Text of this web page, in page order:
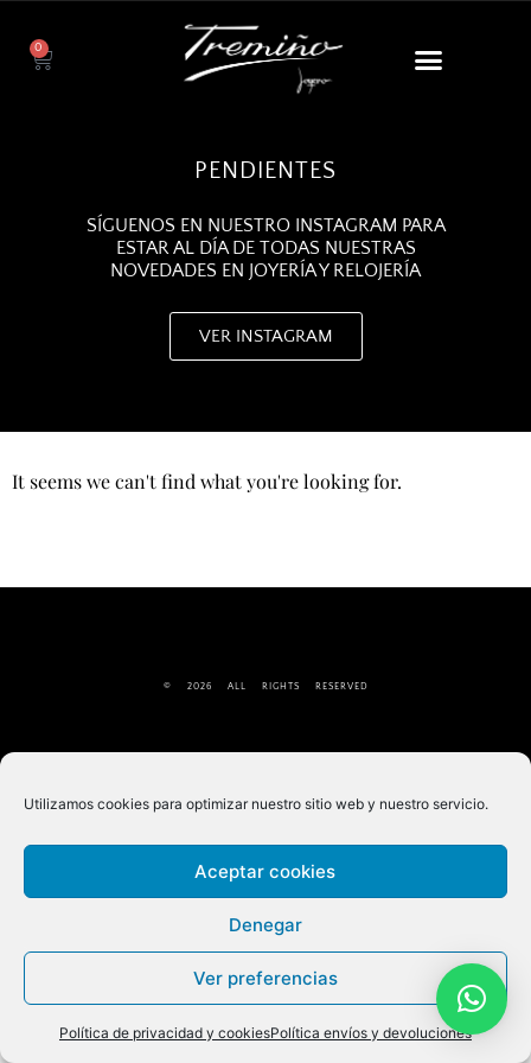
Utilizamos cookies para optimizar nuestro sitio web y nuestro servicio.
Aceptar cookies
Denegar
Ver preferencias
Política de privacidad y cookiesPolítica envíos y devoluciones
0
PENDIENTES
SÍGUENOS EN NUESTRO INSTAGRAM PARA
ESTAR AL DÍA DE TODAS NUESTRAS
NOVEDADES EN JOYERÍA Y RELOJERÍA
VER INSTAGRAM
It seems we can't find what you're looking for.
© 2026 ALL RIGHTS RESERVED